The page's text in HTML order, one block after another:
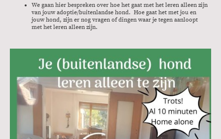
We gaan hier bespreken over hoe het gaat met het leren alleen zijn
van jouw adoptie/buitenlandse hond. Hoe gaat het met jou en
jouw hond, zijn er nog vragen of dingen waar je tegen aanloopt
met het leren alleen zijn.